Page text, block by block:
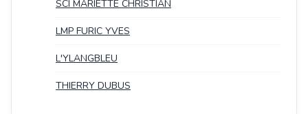
SCI MARIETTE CHRISTIAN
LMP FURIC YVES
L'YLANGBLEU
THIERRY DUBUS